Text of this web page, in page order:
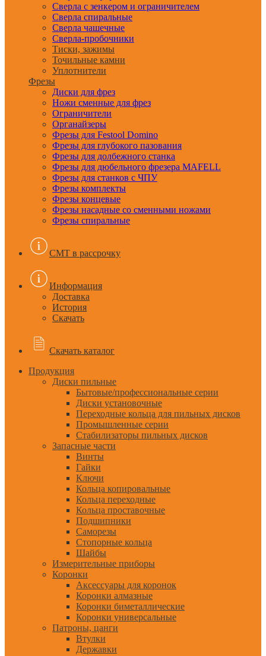
Сверла с зенкером и ограничителем
Сверла спиральные
Сверла чашечные
Сверла-пробочники
Тиски, зажимы
Точильные камни
Уплотнители
Фрезы
Диски для фрез
Ножи сменные для фрез
Ограничители
Органайзеры
Фрезы для Festool Domino
Фрезы для глубокого пазования
Фрезы для долбежного станка
Фрезы для дюбельного фрезера MAFELL
Фрезы для станков с ЧПУ
Фрезы комплекты
Фрезы концевые
Фрезы насадные со сменными ножами
Фрезы спиральные
CMT в рассрочку
Информация
Доставка
История
Скачать
Скачать каталог
Продукция
Диски пильные
Бытовые/профессиональные серии
Диски установочные
Переходные кольца для пильных дисков
Промышленные серии
Стабилизаторы пильных дисков
Запасные части
Винты
Гайки
Ключи
Кольца копировальные
Кольца переходные
Кольца проставочные
Подшипники
Саморезы
Стопорные кольца
Шайбы
Измерительные приборы
Коронки
Аксессуары для коронок
Коронки алмазные
Коронки биметаллические
Коронки универсальные
Патроны, цанги
Втулки
Державки